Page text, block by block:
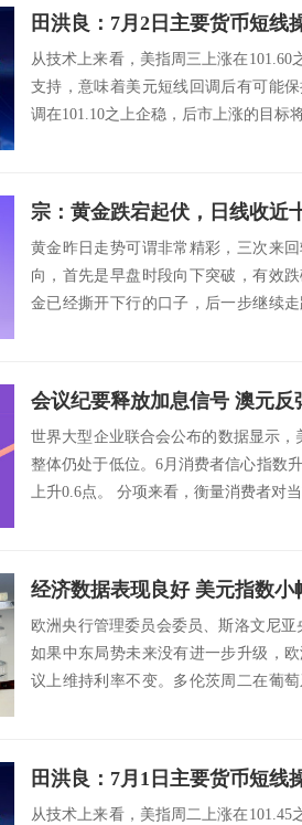
田洪良：7月2日主要货币短
从技术上来看，美指周三上涨在101.60
支持，意味着美元短线回调后有可能
调在101.10之上企稳，后市上涨的目标
宗：黄金跌宕起伏，日线收近
黄金昨日走势可谓非常精彩，三次来
向，首先是早盘时段向下突破，有效
金已经撕开下行的口子，后一步继续
会议纪要释放加息信号 澳元反
世界大型企业联合会公布的数据显示，
整体仍处于低位。6月消费者信心指数
上升0.6点。 分项来看，衡量消费者对
经济数据表现良好 美元指数小
欧洲央行管理委员会委员、斯洛文尼亚
如果中东局势未来没有进一步升级，
议上维持利率不变。多伦茨周二在葡
田洪良：7月1日主要货币短
从技术上来看，美指周二上涨在101.45